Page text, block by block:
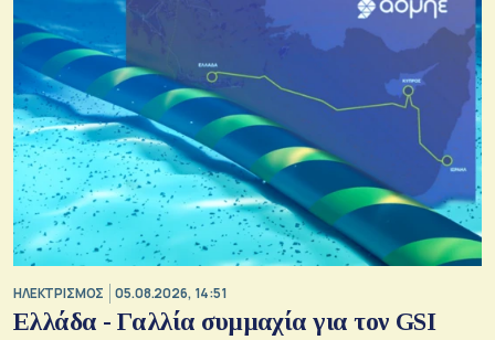
ΗΛΕΚΤΡΙΣΜΟΣ 05.08.2026, 14:51
Ελλάδα - Γαλλία συμμαχία για τον GSI